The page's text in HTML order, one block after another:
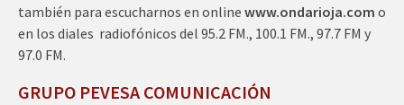
también para escucharnos en online www.ondarioja.com o
en los diales radiofónicos del 95.2 FM., 100.1 FM., 97.7 FM y
97.0 FM.
GRUPO PEVESA COMUNICACIÓN